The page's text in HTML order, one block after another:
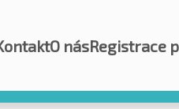
O násRegistrace